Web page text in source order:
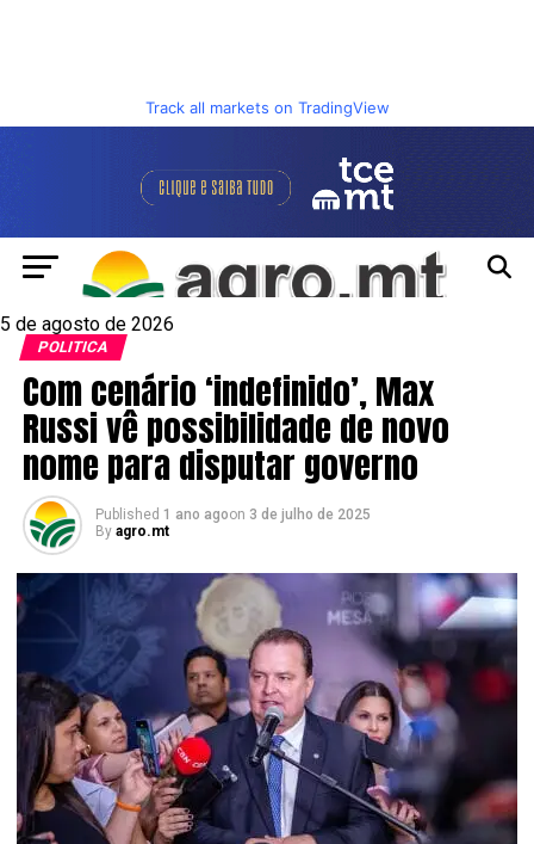
Track all markets on TradingView
5 de agosto de 2026
POLITICA
Com cenário ‘indefinido’, Max
Russi vê possibilidade de novo
nome para disputar governo
Published 1 ano agoon 3 de julho de 2025
By agro.mt